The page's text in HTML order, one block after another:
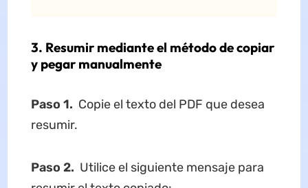
3. Resumir mediante el método de copiar
y pegar manualmente
Paso 1. Copie el texto del PDF que desea
resumir.
Paso 2. Utilice el siguiente mensaje para